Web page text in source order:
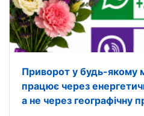
Приворот у будь-якому
працює через
а не через географічну